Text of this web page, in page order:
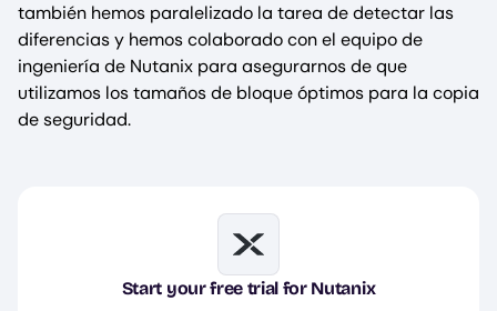
también hemos paralelizado la tarea de detectar las
diferencias y hemos colaborado con el equipo de
ingeniería de Nutanix para asegurarnos de que
utilizamos los tamaños de bloque óptimos para la copia
de seguridad.
Image
Start your free trial for Nutanix